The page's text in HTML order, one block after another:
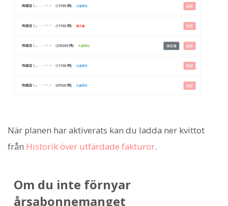
När planen har aktiverats kan du ladda ner kvittot
från Historik över utfärdade fakturor.
Om du inte förnyar
årsabonnemanget